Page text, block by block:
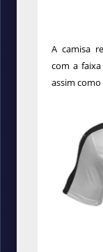
A camisa
com a
assim